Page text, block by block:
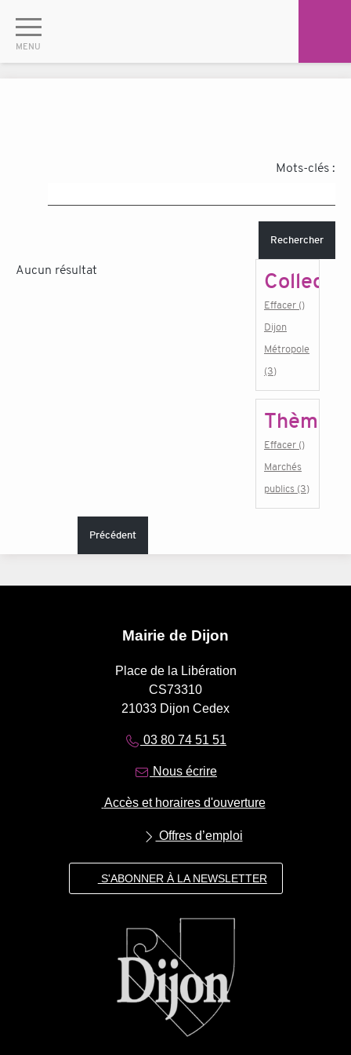
Mots-clés :
Rechercher
Aucun résultat
Effacer ()
Dijon
Métropole
(3)
Thème
Effacer ()
Marchés
publics (3)
Précédent
Mairie de Dijon
Place de la Libération
CS73310
21033 Dijon Cedex
03 80 74 51 51
Nous écrire
Accès et horaires d'ouverture
Offres d’emploi
S'ABONNER À LA NEWSLETTER